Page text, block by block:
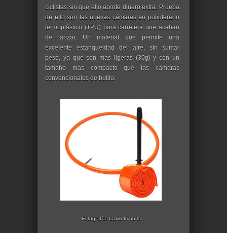
ciclistas sin que ello aporte dinero extra. Prueba
de ello son las nuevas cámaras en poliuterano
termoplástico (TPU) para carretera que acaban
de lanzar. Un material que permite una
excelente estanqueidad del aire, sin sumar
peso, ya que son más ligeras (30g) y con un
tamaño más compacto que las cámaras
convencionales de butilo.
Fotografía: Caliru Imports